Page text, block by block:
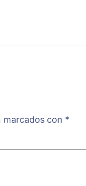
marcados con *